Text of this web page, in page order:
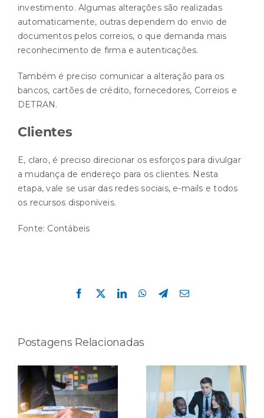
investimento. Algumas alterações são realizadas
automaticamente, outras dependem do envio de
documentos pelos correios, o que demanda mais
reconhecimento de firma e autenticações.
Também é preciso comunicar a alteração para os
bancos, cartões de crédito, fornecedores, Correios e
DETRAN.
Clientes
E, claro, é preciso direcionar os esforços para divulgar
a mudança de endereço para os clientes. Nesta
etapa, vale se usar das redes sociais, e-mails e todos
os recursos disponíveis.
Fonte: Contábeis
Facebook
X LinkedInWhatsApp
Telegram
E-
Postagens Relacionadas